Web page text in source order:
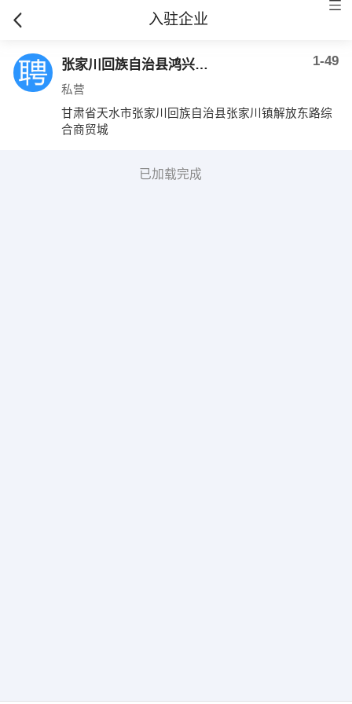
入驻企业
张家川回族自治县鸿兴晟商贸有限责任公司 1-49
私营
甘肃省天水市张家川回族自治县张家川镇解放东路综
合商贸城
已加载完成